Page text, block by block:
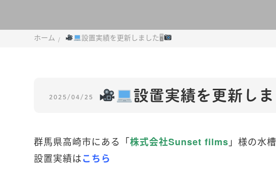
ホーム 設置実績を更新しました🖥
2025/04/25 設置実績を更新し
群馬県高崎市にある「株式会社Sunset films 」様の水
設置実績はこちら